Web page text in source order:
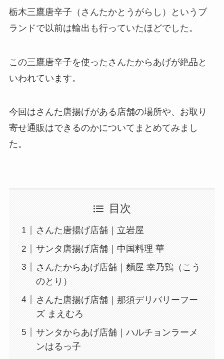
栃木三鷹唐辛子（さんたかとうがらし）というブ
ランドで以前は輸出も行っていたほどでした。
この三鷹唐辛子を使ったさんたからあげが絶品と
いわれています。
今回はさんた唐揚げがある店舗の場所や、お取り
寄せ通販はできるのかについてまとめてみまし
た。
目次
さんた唐揚げ店舗｜立岩屋
サンタ唐揚げ店舗｜中国料理 華
さんたからあげ店舗｜麵屋 幸乃鶏（こう
のとり）
さんた唐揚げ店舗｜那須デリバリーフー
ズ まえむろ
サンタからあげ店舗｜ハルチョンラーメ
ンはるっ子